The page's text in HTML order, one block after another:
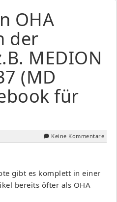
OHA
der
MEDION
(MD
für
Keine Kommentare
gibt es komplett in einer
bereits öfter als OHA